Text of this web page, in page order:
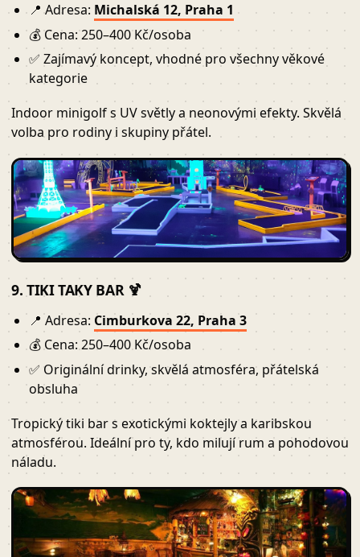
📍 Adresa: Michalská 12, Praha 1
💰 Cena: 250–400 Kč/osoba
✅ Zajímavý koncept, vhodné pro všechny věkové
kategorie
Indoor minigolf s UV světly a neonovými efekty. Skvělá
volba pro rodiny i skupiny přátel.
9. TIKI TAKY BAR 🍹
📍 Adresa: Cimburkova 22, Praha 3
💰 Cena: 250–400 Kč/osoba
✅ Originální drinky, skvělá atmosféra, přátelská
obsluha
Tropický tiki bar s exotickými koktejly a karibskou
atmosférou. Ideální pro ty, kdo milují rum a pohodovou
náladu.